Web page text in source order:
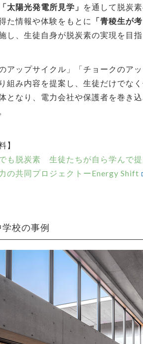
太陽光発電所見学」
を通して脱炭
た情報や体験をもとに
「青稜生が
し、生徒自身が脱炭素の実現を目
のアップサイクル」「チョークのア
組み内容を提案し、生徒だけでな
となり、電力会社や保護者を巻き
】
も脱炭素 生徒たちが自ら学んで
の共同プロジェクトーEnergy Shift
校の事例